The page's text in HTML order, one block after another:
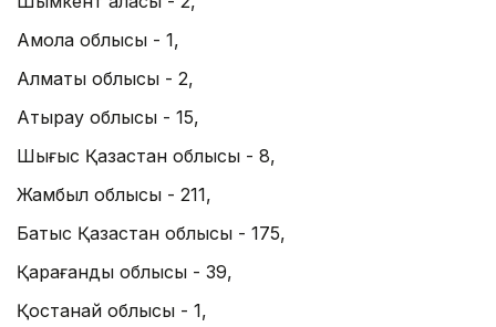
Ақмола облысы - 1,
Алматы облысы - 2,
Атырау облысы - 15,
Шығыс Қазақстан облысы - 8,
Жамбыл облысы - 211,
Батыс Қазақстан облысы - 175,
Қарағанды облысы - 39,
Қостанай облысы - 1,